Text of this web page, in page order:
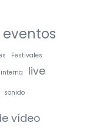
eventos
Festivales
interna live
sonido
vídeo